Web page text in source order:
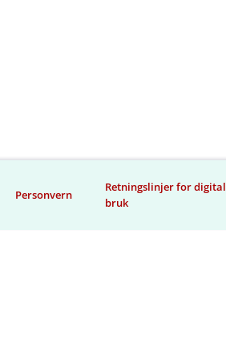
Personvern
Retningslinjer for digital
bruk